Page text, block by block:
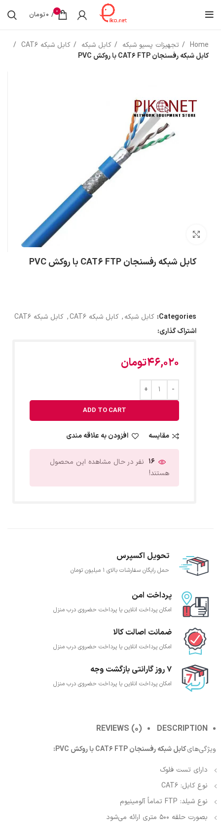
0
/
0تومان
Home تجهیزات پسیو شبکه کابل شبکه
کابل شبکه CAT6
کابل شبکه رفسنجان CAT6 FTP با روکش PVC
کابل شبکه رفسنجان CAT6 FTP با روکش PVC
Categories: کابل شبکه, کابل شبکه CAT6 , کابل شبکه CAT6
اشتراک گذاری:
46,020تومان
ADD TO CART
مقایسه افزودن به علاقه مندی
16 نفر در حال مشاهده این محصول
هستند!
تحویل اکسپرس
حمل رایگان سفارشات بالای 1 میلیون تومان
پرداخت امن
امکان پرداخت انلاین یا پرداخت حضروی درب منزل
ضمانت اصالت کالا
امکان پرداخت انلاین یا پرداخت حضروی درب منزل
7 روز گارانتی بازگشت وجه
امکان پرداخت انلاین یا پرداخت حضروی درب منزل
DESCRIPTION
REVIEWS (0)
ویژگی‌هایکابل شبکه رفسنجان CAT6 FTP با روکش PVC:
دارای تست فلوک
نوع کابل: CAT6
نوع شیلد: FTP تماماً آلومینیوم
بصورت حلقه 500 متری ارائه می‌شود